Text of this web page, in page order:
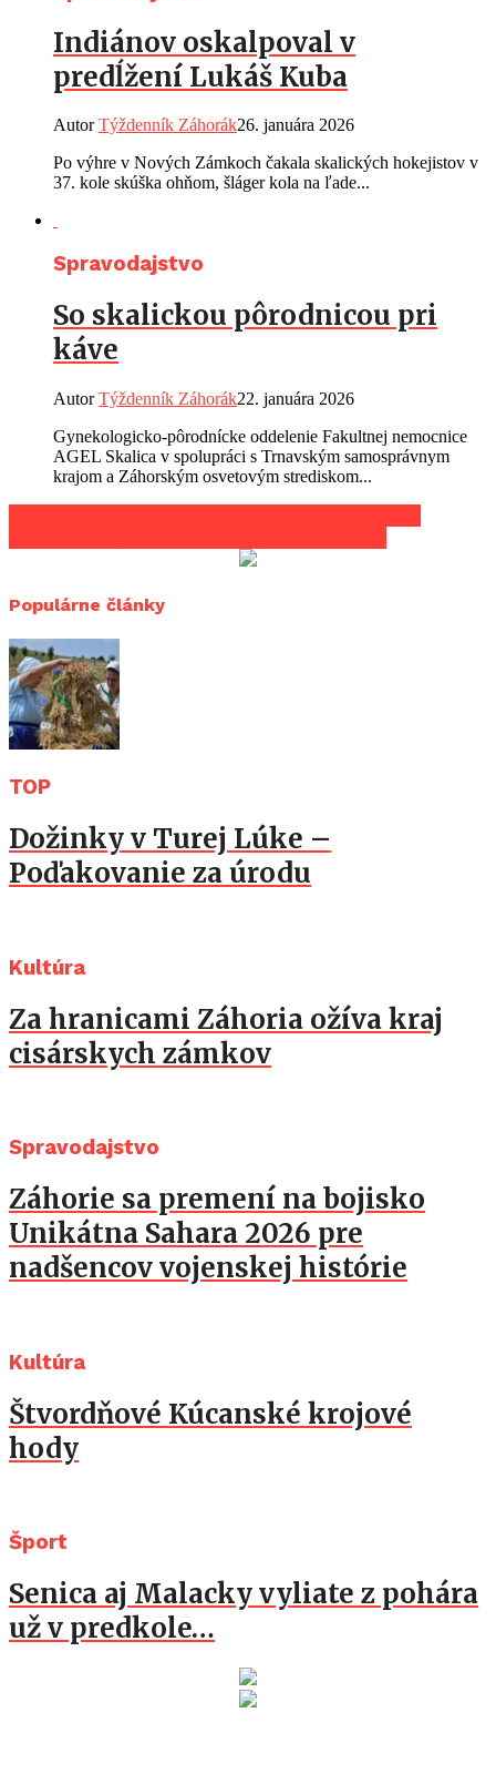
Indiánov oskalpoval v
predĺžení Lukáš Kuba
AutorTýždenník Záhorák26. januára 2026
Po výhre v Nových Zámkoch čakala skalických hokejistov v
37. kole skúška ohňom, šláger kola na ľade...
Spravodajstvo
So skalickou pôrodnicou pri
káve
AutorTýždenník Záhorák22. januára 2026
Gynekologicko-pôrodnícke oddelenie Fakultnej nemocnice
AGEL Skalica v spolupráci s Trnavským samosprávnym
krajom a Záhorským osvetovým strediskom...
Populárne články
TOP
Dožinky v Turej Lúke –
Poďakovanie za úrodu
Kultúra
Za hranicami Záhoria ožíva kraj
cisárskych zámkov
Spravodajstvo
Záhorie sa premení na bojisko
Unikátna Sahara 2026 pre
nadšencov vojenskej histórie
Kultúra
Štvordňové Kúcanské krojové
hody
Šport
Senica aj Malacky vyliate z pohára
už v predkole…